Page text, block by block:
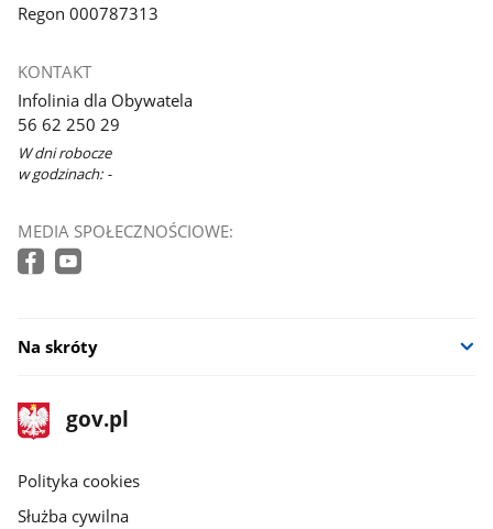
Regon 000787313
KONTAKT
Infolinia dla Obywatela
56 62 250 29
W dni robocze
w godzinach: -
MEDIA SPOŁECZNOŚCIOWE:
Na skróty
stopka
gov.pl
Strona
gov.pl
gov.pl
Polityka cookies
Służba cywilna